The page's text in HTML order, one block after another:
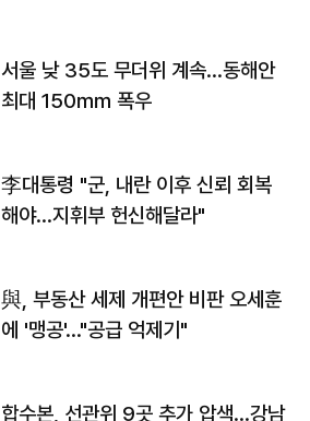
서울 낮 35도 무더위 계속…동해안
최대 150㎜ 폭우
李대통령 "군, 내란 이후 신뢰 회복
해야…지휘부 헌신해달라"
與, 부동산 세제 개편안 비판 오세훈
에 '맹공'…"공급 억제기"
합수본, 선관위 9곳 추가 압색…강남